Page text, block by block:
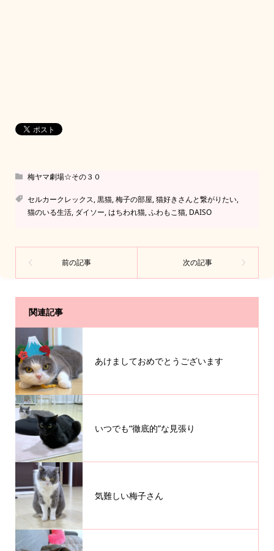
梅ヤマ劇場☆その３０
セルカークレックス,黒猫,梅子の部屋,猫好きさんと繋がりたい,
猫のいる生活, ダイソー,はちわれ猫,ふわもこ猫, DAISO
関連記事
あけましておめでとうございます
いつでも“徹底的”な見張り
気難しい梅子さん